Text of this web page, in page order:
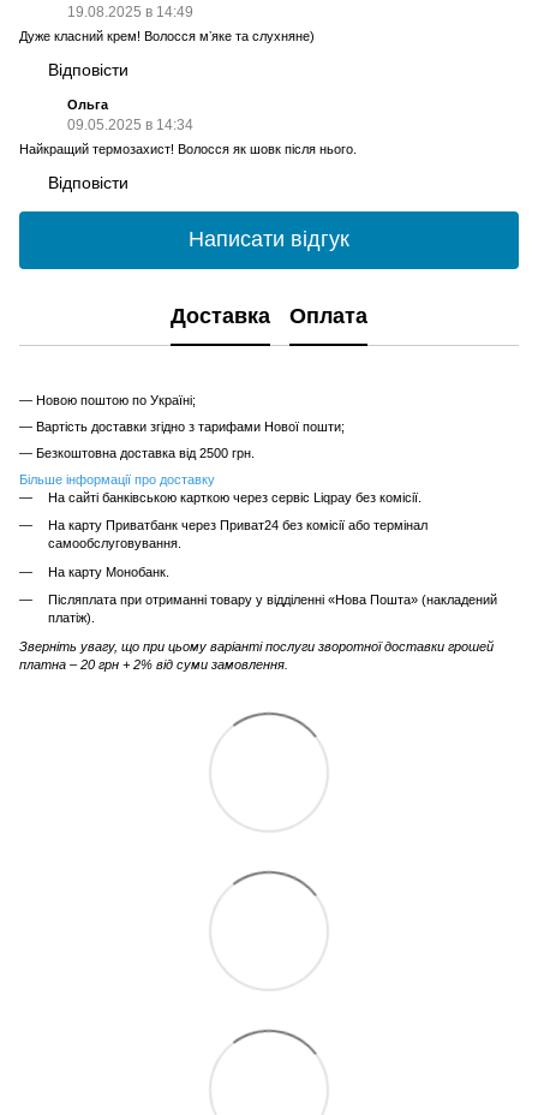
19.08.2025 в 14:49
Дуже класний крем! Волосся мʼяке та слухняне)
Відповісти
Ольга
09.05.2025 в 14:34
Найкращий термозахист! Волосся як шовк після нього.
Відповісти
Написати відгук
Доставка Оплата
— Новою поштою по Україні;
— Вартість доставки згідно з тарифами Нової пошти;
— Безкоштовна доставка від 2500 грн.
Більше інформації про доставку
На сайті банківською карткою через сервіс Liqpay без комісії.
На карту Приватбанк через Приват24 без комісії або термінал
самообслуговування.
На карту Монобанк.
Післяплата при отриманні товару у відділенні «Нова Пошта» (накладений
платіж).
Зверніть увагу, що при цьому варіанті послуги зворотної доставки грошей
платна – 20 грн + 2% від суми замовлення.